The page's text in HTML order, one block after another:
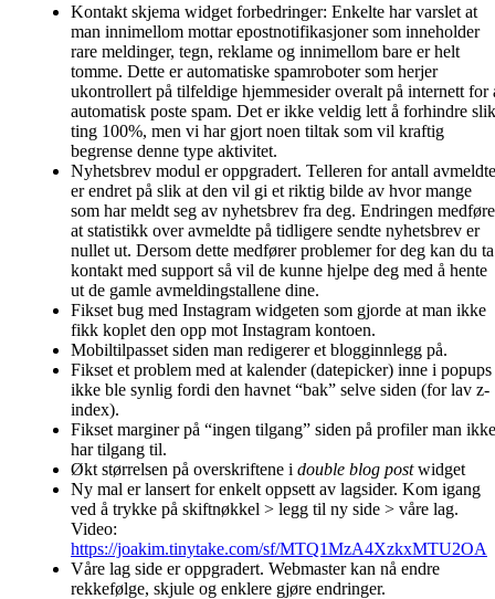
Kontakt skjema widget forbedringer: Enkelte har varslet at
man innimellom mottar epostnotifikasjoner som inneholder
rare meldinger, tegn, reklame og innimellom bare er helt
tomme. Dette er automatiske spamroboter som herjer
ukontrollert på tilfeldige hjemmesider overalt på internett for
automatisk poste spam. Det er ikke veldig lett å forhindre
ting 100%, men vi har gjort noen tiltak som vil kraftig
begrense denne type aktivitet.
Nyhetsbrev modul er oppgradert. Telleren for antall avmeldte
er endret på slik at den vil gi et riktig bilde av hvor mange
som har meldt seg av nyhetsbrev fra deg. Endringen
at statistikk over avmeldte på tidligere sendte nyhetsbrev er
nullet ut. Dersom dette medfører problemer for deg kan du ta
kontakt med support så vil de kunne hjelpe deg med å hente
ut de gamle avmeldingstallene dine.
Fikset bug med Instagram widgeten som gjorde at man ikke
fikk koplet den opp mot Instagram kontoen.
Mobiltilpasset siden man redigerer et blogginnlegg på.
Fikset et problem med at kalender (datepicker) inne i popups
ikke ble synlig fordi den havnet “bak” selve siden (for lav z-
index).
Fikset marginer på “ingen tilgang” siden på profiler man ikke
har tilgang til.
Økt størrelsen på overskriftene i double blog postwidget
Ny mal er lansert for enkelt oppsett av lagsider. Kom igang
ved å trykke på skiftnøkkel > legg til ny side > våre lag.
Video:
https://joakim.tinytake.com/sf/MTQ1MzA4XzkxMTU2OA
Våre lag side er oppgradert. Webmaster kan nå endre
rekkefølge, skjule og enklere gjøre endringer.